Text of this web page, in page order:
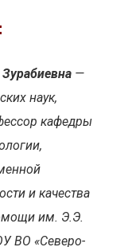
—
наук,
кафедры
и качества
им. Э.Э.
ВО «Северо-